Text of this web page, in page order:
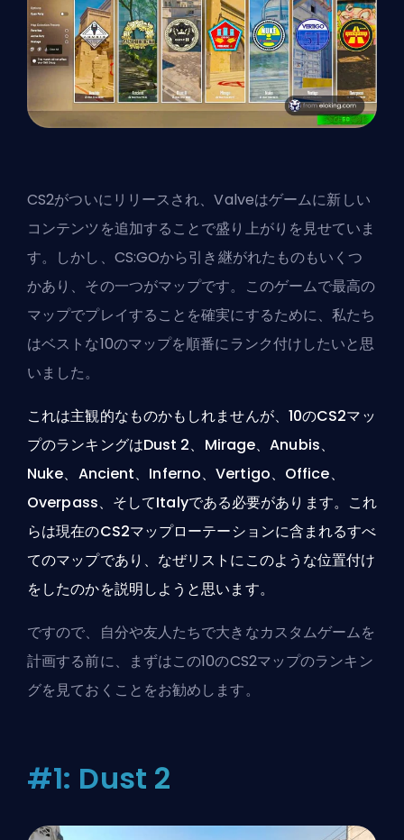
CS2がついにリリースされ、Valveはゲームに新しい
コンテンツを追加することで盛り上がりを見せていま
す。しかし、CS:GOから引き継がれたものもいくつ
かあり、その一つがマップです。このゲームで最高の
マップでプレイすることを確実にするために、私たち
はベストな10のマップを順番にランク付けしたいと思
いました。
これは主観的なものかもしれませんが、10のCS2マッ
プのランキングはDust 2、Mirage、Anubis、
Nuke、Ancient、Inferno、Vertigo、Office、
Overpass、そしてItalyである必要があります。これ
らは現在のCS2マップローテーションに含まれるすべ
てのマップであり、なぜリストにこのような位置付け
をしたのかを説明しようと思います。
ですので、自分や友人たちで大きなカスタムゲームを
計画する前に、まずはこの10のCS2マップのランキン
グを見ておくことをお勧めします。
#1: Dust 2